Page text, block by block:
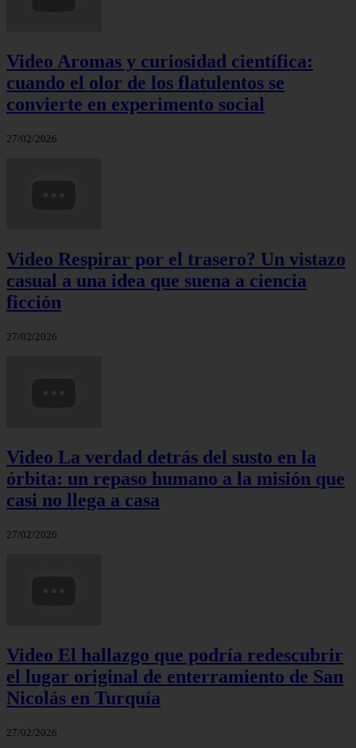
Video Aromas y curiosidad científica:
cuando el olor de los flatulentos se
convierte en experimento social
27/02/2026
Video Respirar por el trasero? Un vistazo
casual a una idea que suena a ciencia
ficción
27/02/2026
Video La verdad detrás del susto en la
órbita: un repaso humano a la misión que
casi no llega a casa
27/02/2026
Video El hallazgo que podría redescubrir
el lugar original de enterramiento de San
Nicolás en Turquía
27/02/2026